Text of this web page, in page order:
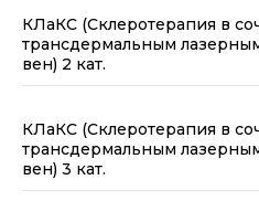
КЛаКС (Склеротерапия в
трансдермальным
вен) 2 кат.
КЛаКС (Склеротерапия в
трансдермальным
вен) 3 кат.